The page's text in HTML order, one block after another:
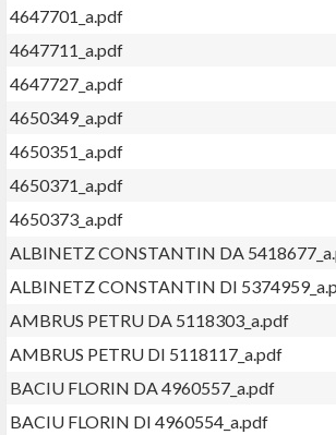
4647701_a.pdf
4647711_a.pdf
4647727_a.pdf
4650349_a.pdf
4650351_a.pdf
4650371_a.pdf
4650373_a.pdf
ALBINETZ CONSTANTIN DA
ALBINETZ CONSTANTIN DI
AMBRUS PETRU DA 5118303_a.pdf
AMBRUS PETRU DI 5118117_a.pdf
BACIU FLORIN DA 4960557_a.pdf
BACIU FLORIN DI 4960554_a.pdf